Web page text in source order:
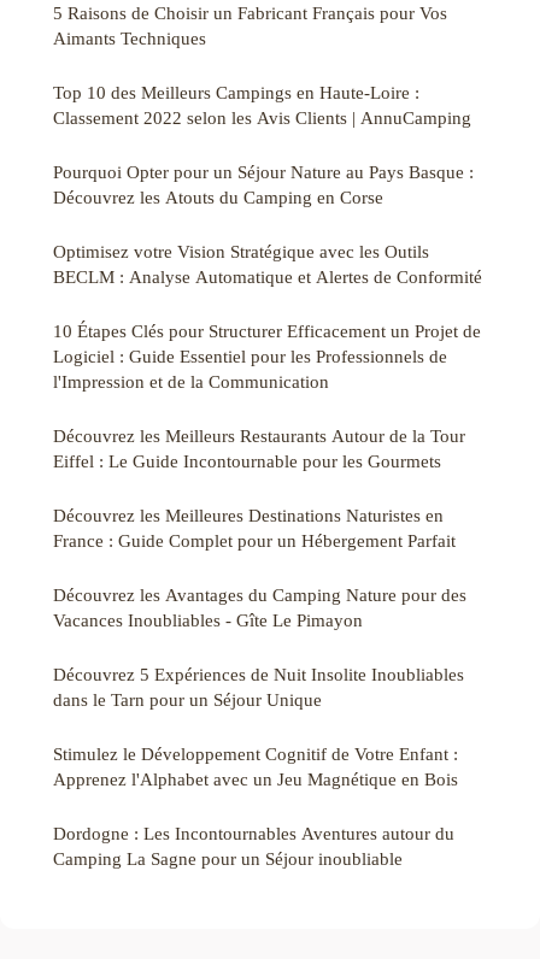
5 Raisons de Choisir un Fabricant Français pour Vos
Aimants Techniques
Top 10 des Meilleurs Campings en Haute-Loire :
Classement 2022 selon les Avis Clients | AnnuCamping
Pourquoi Opter pour un Séjour Nature au Pays Basque :
Découvrez les Atouts du Camping en Corse
Optimisez votre Vision Stratégique avec les Outils
BECLM : Analyse Automatique et Alertes de Conformité
10 Étapes Clés pour Structurer Efficacement un Projet de
Logiciel : Guide Essentiel pour les Professionnels de
l'Impression et de la Communication
Découvrez les Meilleurs Restaurants Autour de la Tour
Eiffel : Le Guide Incontournable pour les Gourmets
Découvrez les Meilleures Destinations Naturistes en
France : Guide Complet pour un Hébergement Parfait
Découvrez les Avantages du Camping Nature pour des
Vacances Inoubliables - Gîte Le Pimayon
Découvrez 5 Expériences de Nuit Insolite Inoubliables
dans le Tarn pour un Séjour Unique
Stimulez le Développement Cognitif de Votre Enfant :
Apprenez l'Alphabet avec un Jeu Magnétique en Bois
Dordogne : Les Incontournables Aventures autour du
Camping La Sagne pour un Séjour inoubliable